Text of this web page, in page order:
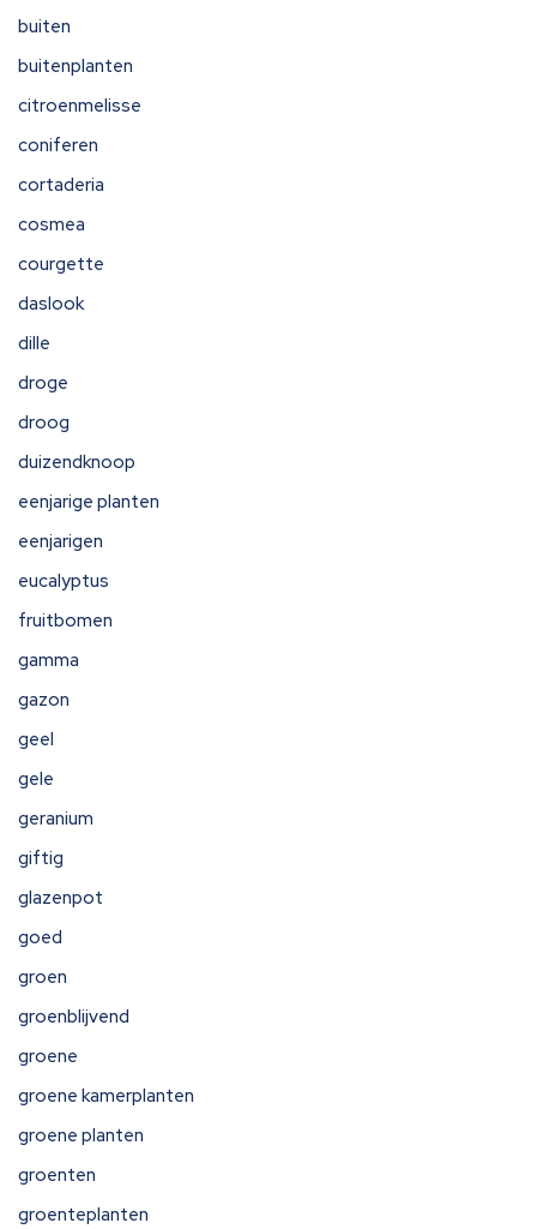
buiten
buitenplanten
citroenmelisse
coniferen
cortaderia
cosmea
courgette
daslook
dille
droge
droog
duizendknoop
eenjarige planten
eenjarigen
eucalyptus
fruitbomen
gamma
gazon
geel
gele
geranium
giftig
glazenpot
goed
groen
groenblijvend
groene
groene kamerplanten
groene planten
groenten
groenteplanten